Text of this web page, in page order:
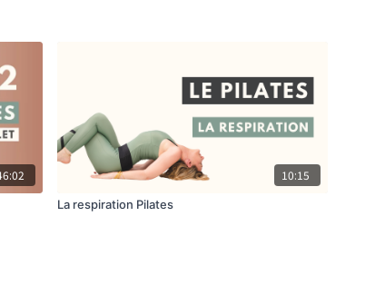
10:15
La respiration Pilates